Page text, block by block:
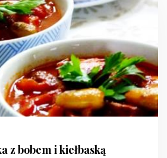
z bobem i kiełbaską